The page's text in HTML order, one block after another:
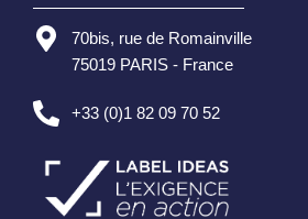
70bis, rue de Romainville
75019 PARIS - France
+33 (0)1 82 09 70 52